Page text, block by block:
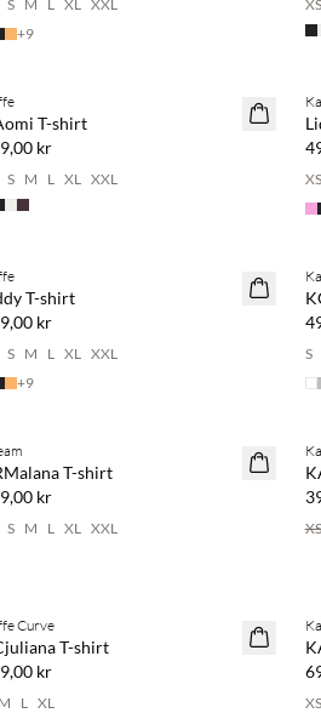
S M L XL XXL
+9
XS
T-shirt
kr
S M L XL XXL XS
T-shirt
kr
S M L XL XXL
+9
S
T-shirt
kr
S M L XL XXL XS
Curve
T-shirt
kr
M L XL XS